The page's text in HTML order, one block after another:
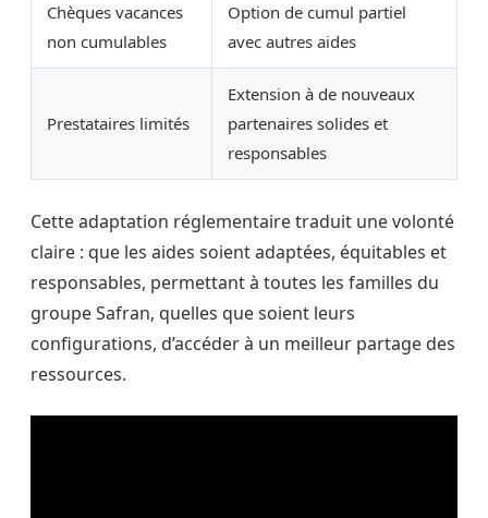
Chèques vacances
non cumulables
Option de cumul partiel
avec autres aides
Prestataires limités
Extension à de nouveaux
partenaires solides et
responsables
Cette adaptation réglementaire traduit une volonté
claire : que les aides soient adaptées, équitables et
responsables, permettant à toutes les familles du
groupe Safran, quelles que soient leurs
configurations, d’accéder à un meilleur partage des
ressources.